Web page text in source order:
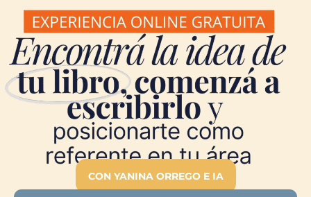
CON YANINA ORREGO E IA